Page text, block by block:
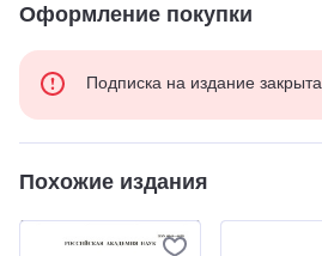
Оформление покупки
Подписка на издание закрыта
Похожие издания